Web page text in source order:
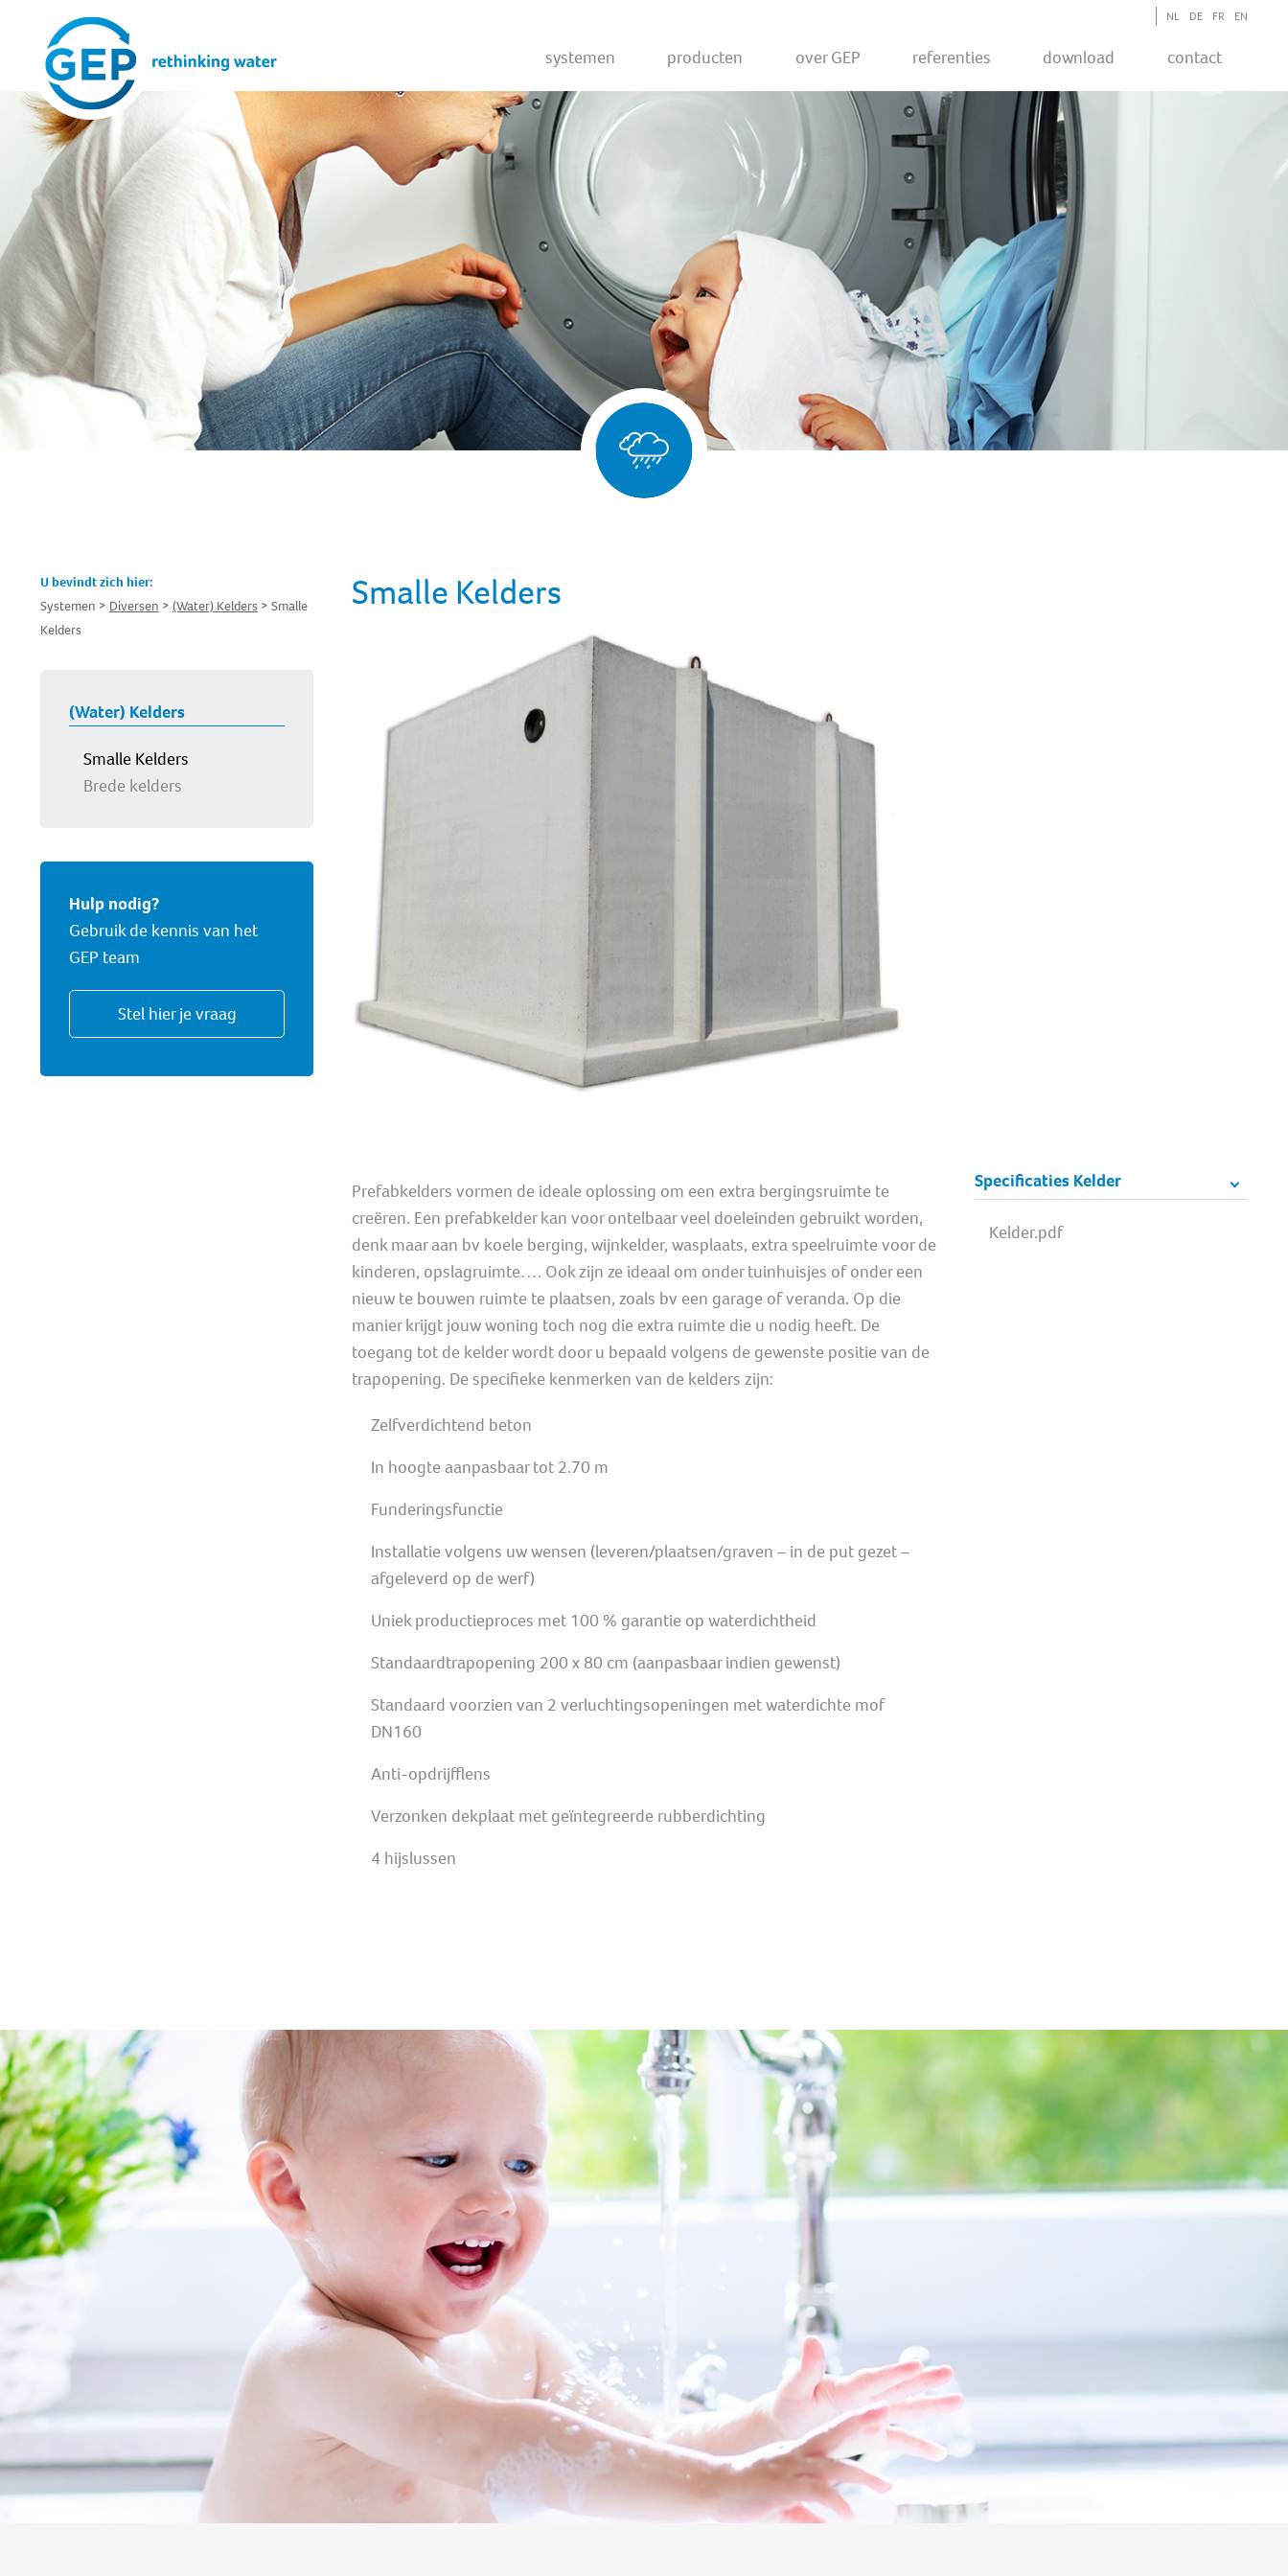
NL DE FR EN
Systemen Producten Over GEP Referenties Download Contact
U bevindt zich hier:
Systemen
Diversen (Water) Kelders
Smalle
Kelders
(Water) Kelders
Smalle Kelders
Brede kelders
Hulp nodig?
Gebruik de kennis van het
GEP team
Stel hier je vraag
Smalle Kelders
Prefabkelders vormen de ideale oplossing om een extra bergingsruimte te
creëren. Een prefabkelder kan voor ontelbaar veel doeleinden gebruikt worden,
denk maar aan bv koele berging, wijnkelder, wasplaats, extra speelruimte voor de
kinderen, opslagruimte…. Ook zijn ze ideaal om onder tuinhuisjes of onder een
nieuw te bouwen ruimte te plaatsen, zoals bv een garage of veranda. Op die
manier krijgt jouw woning toch nog die extra ruimte die u nodig heeft. De
toegang tot de kelder wordt door u bepaald volgens de gewenste positie van de
trapopening. De specifieke kenmerken van de kelders zijn:
Zelfverdichtend beton
In hoogte aanpasbaar tot 2.70 m
Funderingsfunctie
Installatie volgens uw wensen (leveren/plaatsen/graven – in de put gezet –
afgeleverd op de werf)
Uniek productieproces met 100 % garantie op waterdichtheid
Standaardtrapopening 200 x 80 cm (aanpasbaar indien gewenst)
Standaard voorzien van 2 verluchtingsopeningen met waterdichte mof
DN160
Anti-opdrijfflens
Verzonken dekplaat met geïntegreerde rubberdichting
4 hijslussen
Specificaties Kelder
Kelder.pdf